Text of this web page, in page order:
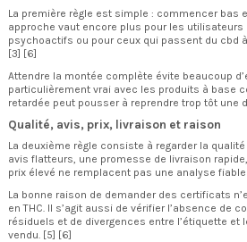
La première règle est simple : commencer bas
approche vaut encore plus pour les
psychoactifs ou pour ceux qui passent du cbd
[3] [6]
Attendre la montée complète évite beaucoup
particulièrement vrai avec les produits à base
retardée peut pousser à reprendre trop tôt une
Qualité, avis, prix, livraison et raison
La deuxième règle consiste à regarder la
avis flatteurs, une promesse de livraison
prix élevé ne remplacent pas une analyse
La bonne raison de demander des certificats
en THC. Il s’agit aussi de vérifier l’absence de
résiduels et de divergences entre l’étiquette et
vendu. [5] [6]